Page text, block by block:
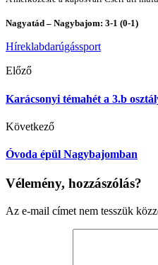
Nagyatád – Nagybajom: 3-1 (0-1)
Híreklabdarúgássport
Előző
Karácsonyi témahét a 3.b
Következő
Óvoda épül Nagybajomban
Vélemény, hozzászólás?
Az e-mail címet nem tesszük